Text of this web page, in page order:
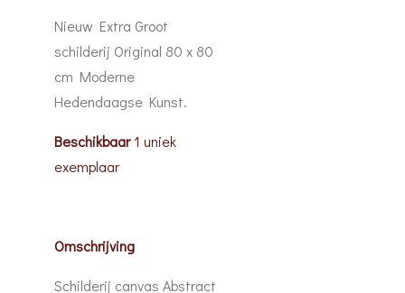
Nieuw Extra Groot
schilderij Original 80 x 80
cm Moderne
Hedendaagse Kunst.
Beschikbaar1 uniek
exemplaar
Omschrijving
Schilderij canvas Abstract